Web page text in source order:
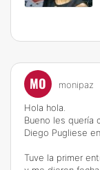
MO monipaz
Hola hola.
Bueno les quería
Diego Pugliese
Tuve la primer